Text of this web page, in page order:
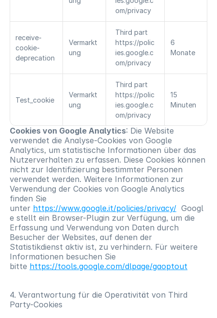
om/privacy
receive-
cookie-
deprecation
Vermarkt
ung
Third part
https://polic
ies.google.c
om/privacy
6
Monate
Test_cookie
Vermarkt
ung
Third part
https://polic
ies.google.c
om/privacy
15
Minuten
Cookies von Google Analytics: Die Website
verwendet die Analyse-Cookies von Google
Analytics, um statistische Informationen über das
Nutzerverhalten zu erfassen. Diese Cookies können
nicht zur Identifizierung bestimmter Personen
verwendet werden. Weitere Informationen zur
Verwendung der Cookies von Google Analytics
finden Sie
unter https://www.google.it/policies/privacy/ Googl
e stellt ein Browser-Plugin zur Verfügung, um die
Erfassung und Verwendung von Daten durch
Besucher der Websites, auf denen der
Statistikdienst aktiv ist, zu verhindern. Für weitere
Informationen besuchen Sie
bitte https://tools.google.com/dlpage/gaoptout
4. Verantwortung für die Operativität von Third
Party-Cookies